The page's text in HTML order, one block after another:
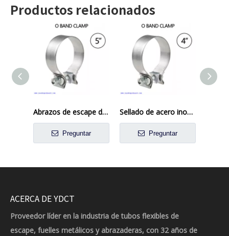
Productos relacionados
Abrazos de escape de 5 pulgadas Conexión de acero inoxidable de la banda de la banda del tubo de escape del bosque para el automóvil
Preguntar
Sellado de acero inoxidable O Cinco de anillo para 4 'Tubo OD
Preguntar
ACERCA DE YDCT
Proveedor líder en la industria de tubos flexibles de
escape, fuelles metálicos y abrazaderas, con 32 años de